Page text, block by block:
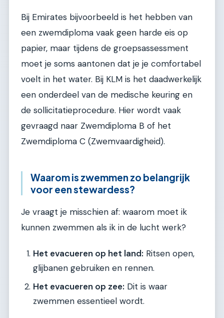
Bij Emirates bijvoorbeeld is het hebben van
een zwemdiploma vaak geen harde eis op
papier, maar tijdens de groepsassessment
moet je soms aantonen dat je je comfortabel
voelt in het water. Bij KLM is het daadwerkelijk
een onderdeel van de medische keuring en
de sollicitatieprocedure. Hier wordt vaak
gevraagd naar Zwemdiploma B of het
Zwemdiploma C (Zwemvaardigheid).
Waarom is zwemmen zo belangrijk
voor een stewardess?
Je vraagt je misschien af: waarom moet ik
kunnen zwemmen als ik in de lucht werk?
Het evacueren op het land: Ritsen open,
glijbanen gebruiken en rennen.
Het evacueren op zee: Dit is waar
zwemmen essentieel wordt.